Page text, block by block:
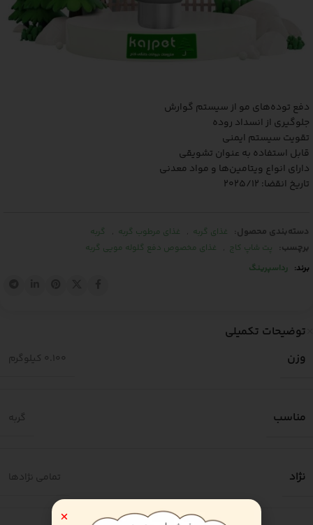
دفع توده‌های مو از سیستم گوارش
جلوگیری از انسداد روده
تقویت سیستم ایمنی
قابل استفاده به عنوان تشویقی
دارای انواع ویتامین‌ها و مواد معدنی
تاریخ انقضا: 2025/12
دسته‌بندی محصول: غذای گربه , غذای مرطوب گربه , گربه
برچسب: پت شاپ کاج , غذای مخصوص دفع گلوله مویی گربه
برند: رداسپرینگ
توضیحات تکمیلی
وزن
0.100 کیلوگرم
مناسب گربه
نژاد تمامی نژادها